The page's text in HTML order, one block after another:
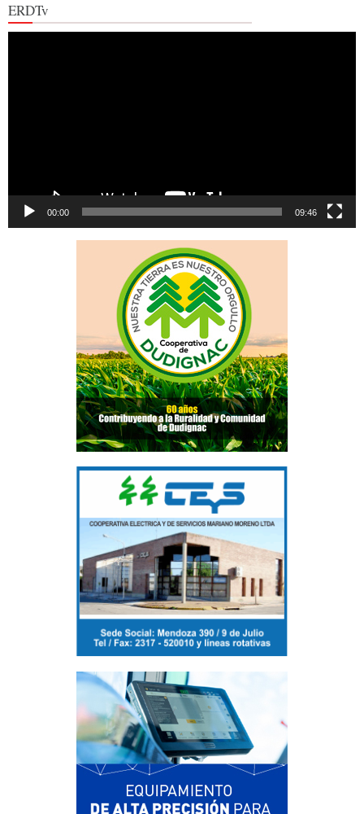
ERDTv
00:00 09:46